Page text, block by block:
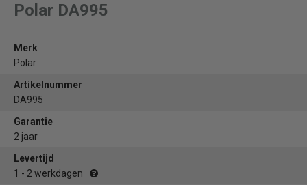
Polar DA995
Merk
Polar
Artikelnummer
DA995
Garantie
2 jaar
Levertijd
1 - 2 werkdagen